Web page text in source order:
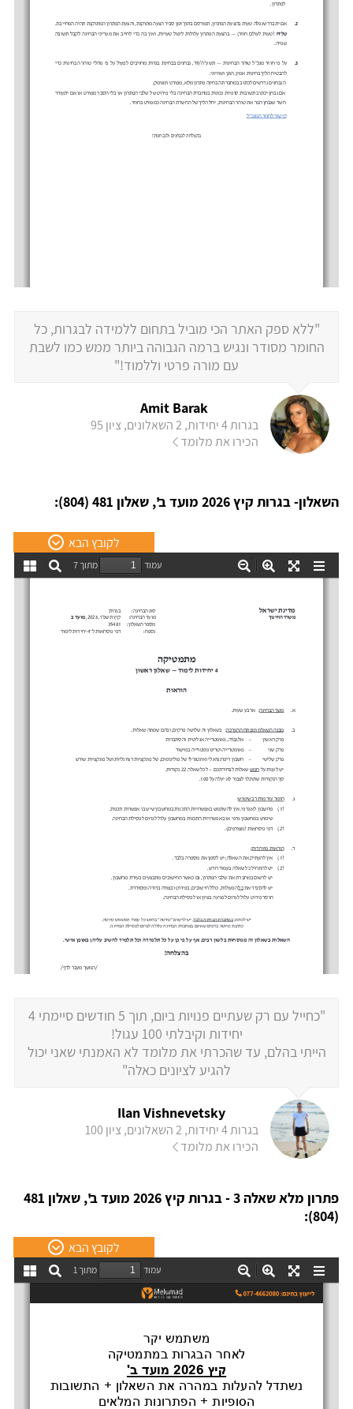
"ללא ספק האתר הכי מוביל בתחום ללמידה לבגרות, כל
החומר מסודר ונגיש ברמה הגבוהה ביותר ממש כמו לשבת
עם מורה פרטי וללמוד!"
Amit Barak
בגרות 4 יחידות, 2 השאלונים, ציון 95
הכירו את מלומד
השאלון- בגרות קיץ 2026 מועד ב', שאלון 481 (804):
לקובץ הבא
"כחייל עם רק שעתיים פנויות ביום, תוך 5 חודשים סיימתי 4
יחידות וקיבלתי 100 עגול!
הייתי בהלם, עד שהכרתי את מלומד לא האמנתי שאני יכול
להגיע לציונים כאלה"
Ilan Vishnevetsky
בגרות 4 יחידות, 2 השאלונים, ציון 100
הכירו את מלומד
פתרון מלא שאלה 3 - בגרות קיץ 2026 מועד ב', שאלון 481
(804):
לקובץ הבא